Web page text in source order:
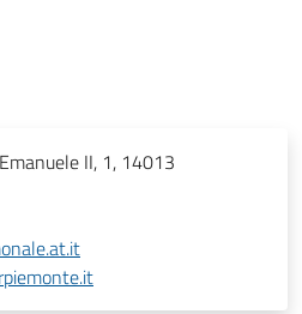
II, 1, 14013